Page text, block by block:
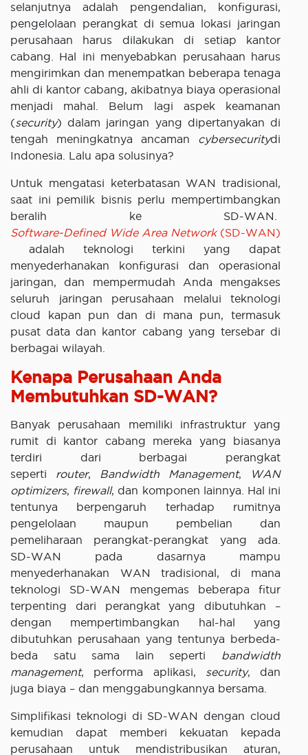
selanjutnya adalah pengendalian, konfigurasi,
pengelolaan perangkat di semua lokasi jaringan
perusahaan harus dilakukan di setiap kantor
cabang. Hal ini menyebabkan perusahaan harus
mengirimkan dan menempatkan beberapa tenaga
ahli di kantor cabang, akibatnya biaya operasional
menjadi mahal. Belum lagi aspek keamanan
(security) dalam jaringan yang dipertanyakan di
tengah meningkatnya ancaman cybersecuritydi
Indonesia. Lalu apa solusinya?
Untuk mengatasi keterbatasan WAN tradisional,
saat ini pemilik bisnis perlu mempertimbangkan
beralih ke SD-WAN.
Software-Defined Wide Area Network(SD-WAN)
adalah teknologi terkini yang dapat
menyederhanakan konfigurasi dan operasional
jaringan, dan mempermudah Anda mengakses
seluruh jaringan perusahaan melalui teknologi
cloud kapan pun dan di mana pun, termasuk
pusat data dan kantor cabang yang tersebar di
berbagai wilayah.
Kenapa Perusahaan Anda
Membutuhkan SD-WAN?
Banyak perusahaan memiliki infrastruktur yang
rumit di kantor cabang mereka yang biasanya
terdiri dari berbagai perangkat
seperti router, Bandwidth Management,
WAN
optimizers, firewall, dan komponen lainnya. Hal ini
tentunya berpengaruh terhadap rumitnya
pengelolaan maupun pembelian dan
pemeliharaan perangkat-perangkat yang ada.
SD-WAN pada dasarnya mampu
menyederhanakan WAN tradisional, di mana
teknologi SD-WAN mengemas beberapa fitur
terpenting dari perangkat yang dibutuhkan –
dengan mempertimbangkan hal-hal yang
dibutuhkan perusahaan yang tentunya berbeda-
beda satu sama lain seperti bandwidth
management, performa aplikasi, security, dan
juga biaya – dan menggabungkannya bersama.
Simplifikasi teknologi di SD-WAN dengan cloud
kemudian dapat memberi kekuatan kepada
perusahaan untuk mendistribusikan aturan,